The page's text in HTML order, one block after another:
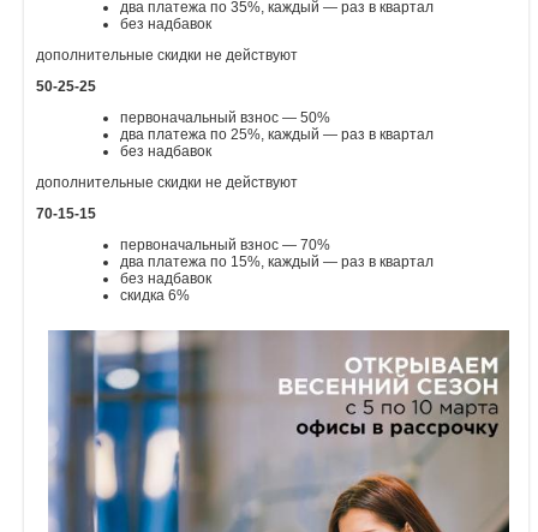
Объявления
два платежа по 35%, каждый — раз в квартал
без надбавок
дополнительные скидки не действуют
50-25-25
первоначальный взнос — 50%
два платежа по 25%, каждый — раз в квартал
без надбавок
дополнительные скидки не действуют
70-15-15
первоначальный взнос — 70%
два платежа по 15%, каждый — раз в квартал
без надбавок
скидка 6%